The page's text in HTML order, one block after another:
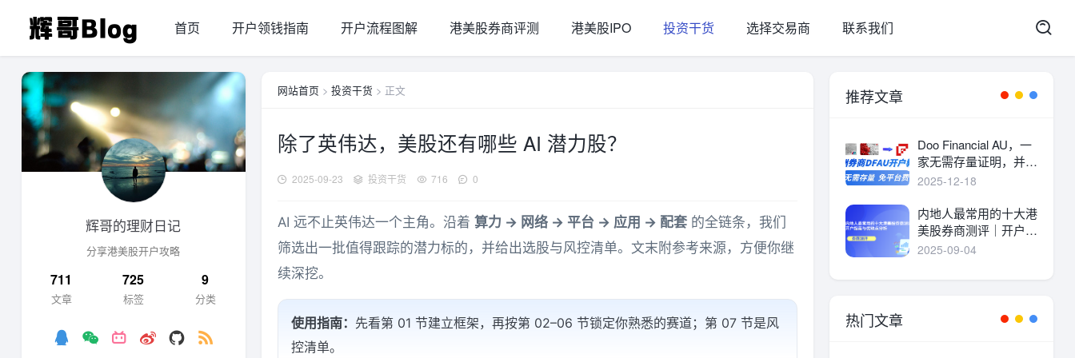
首页 开户领钱指南 开户流程图解 港美股券商评测 港美股IPO 投资干货 选择交易商 联系我们
网站首页 > 投资干货 > 正文
除了英伟达，美股还有哪些 AI 潜力股？
2025-09-23 投资干货 716 0
AI 远不止英伟达一个主角。沿着 算力 → 网络 → 平台 → 应用 → 配套的全链条，我们
筛选出一批值得跟踪的潜力标的，并给出选股与风控清单。文末附参考来源，方便你继
续深挖。
使用指南： 先看第 01 节建立框架，再按第 02–06 节锁定你熟悉的赛道；第 07 节是风
控清单。
辉哥的理财日记
分享港美股开户攻略
711
文章
725
标签
9
分类
推荐文章
Doo Financial AU，一
家无需存量证明，并且
港美股终身免平台费的
2025-12-18
内地人最常用的十大港
美股券商测评｜开户指
南与优缺点分析
2025-09-04
热门文章